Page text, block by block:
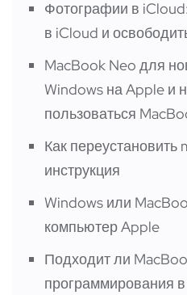
Фотографии в
в iCloud и
MacBook Neo для
Windows на Apple и
пользоваться
Как переустановить
инструкция
Windows или
компьютер Apple
Подходит ли
программирования